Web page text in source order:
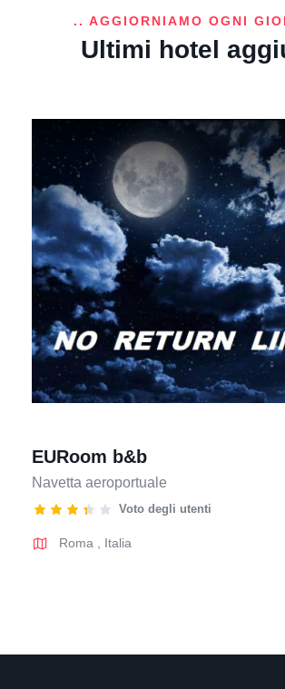
.. AGGIORNIAMO OGNI
Ultimi hotel
EURoom b&b
Navetta aeroportuale
Voto degli utenti
Roma Italia